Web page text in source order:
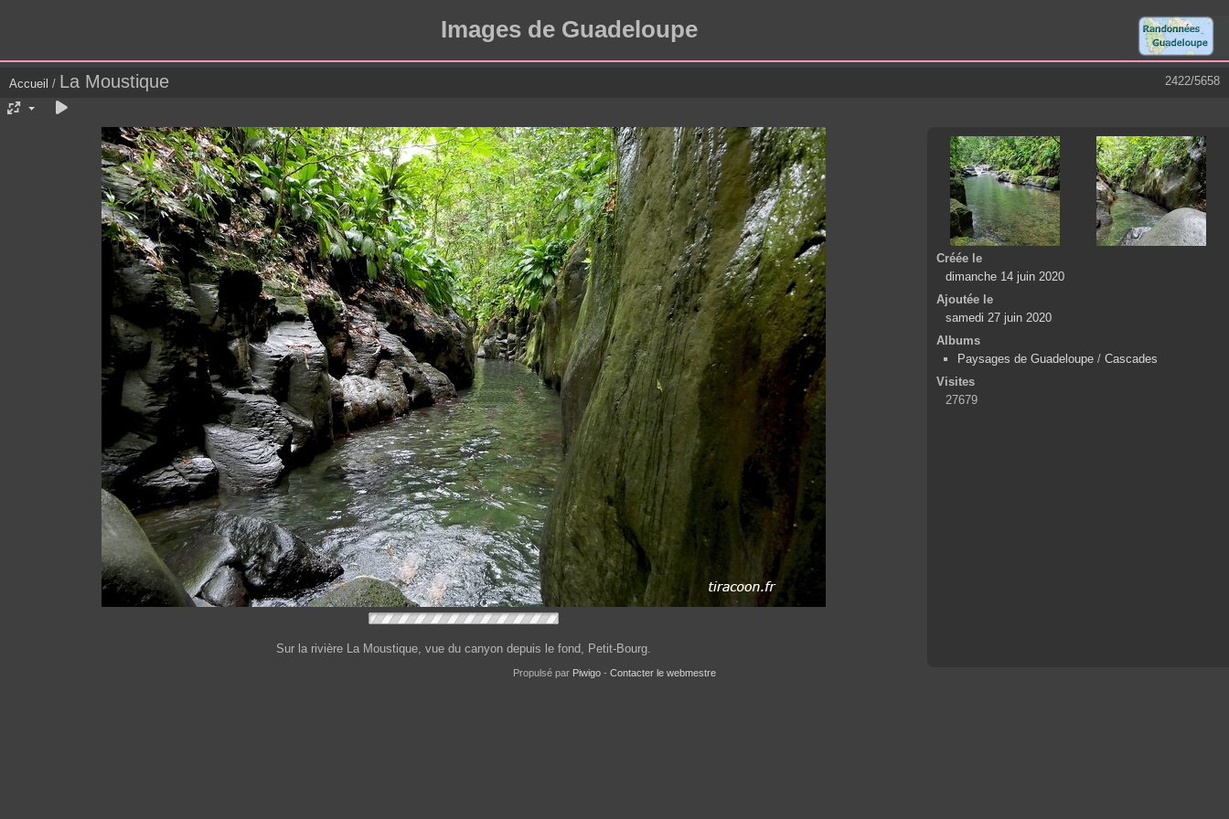
Images de Guadeloupe
2422/5658
Accueil / La Moustique
Sur la rivière La Moustique, vue du canyon depuis le fond, Petit-Bourg.
Créée le
dimanche 14 juin 2020
Ajoutée le
samedi 27 juin 2020
Albums
Paysages de Guadeloupe / Cascades
Visites
27679
Propulsé par Piwigo - Contacter le webmestre